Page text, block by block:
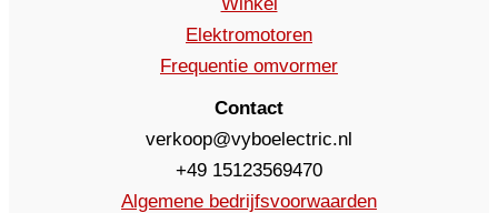
Elektromotoren
Frequentie omvormer
Contact
verkoop@vyboelectric.nl
+49 15123569470
Algemene bedrijfsvoorwaarden